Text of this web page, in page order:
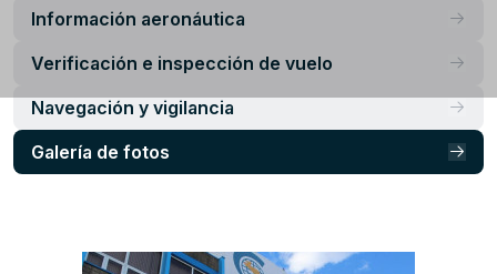
Información aeronáutica
Verificación e inspección de vuelo
Navegación y vigilancia
Galerí­a de fotos